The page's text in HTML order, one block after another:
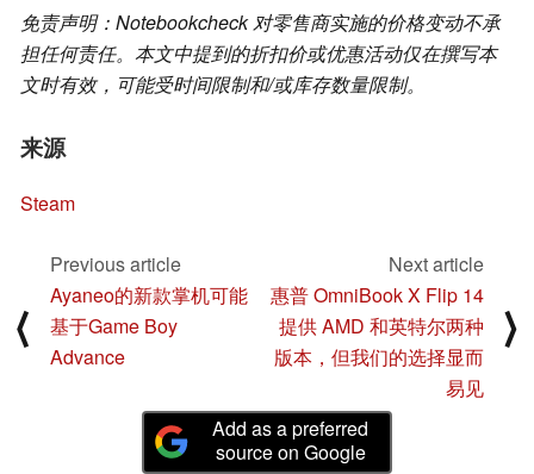
免责声明：Notebookcheck 对零售商实施的价格变动不承
担任何责任。本文中提到的折扣价或优惠活动仅在撰写本
文时有效，可能受时间限制和/或库存数量限制。
来源
Steam
⟨
Previous article
Ayaneo的新款掌机可能
基于Game Boy
Advance
Next article
惠普 OmniBook X Flip 14
提供 AMD 和英特尔两种
版本，但我们的选择显而
易见
⟩
Add as a preferred
source on Google